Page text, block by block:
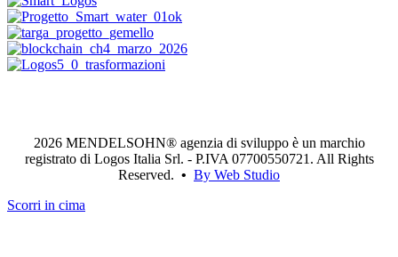
2026 MENDELSOHN® agenzia di sviluppo è un marchio
registrato di Logos Italia Srl. - P.IVA 07700550721. All Rights
Reserved. • By Web Studio
Scorri in cima